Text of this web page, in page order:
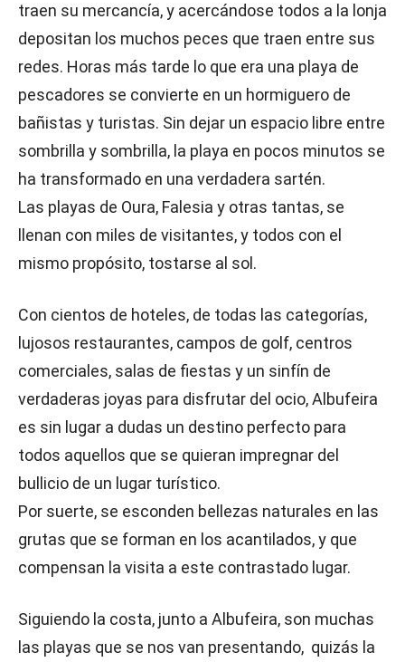
traen su mercancía, y acercándose todos a la lonja
depositan los muchos peces que traen entre sus
redes. Horas más tarde lo que era una playa de
pescadores se convierte en un hormiguero de
bañistas y turistas. Sin dejar un espacio libre entre
sombrilla y sombrilla, la playa en pocos minutos se
ha transformado en una verdadera sartén.
Las playas de Oura, Falesia y otras tantas, se
llenan con miles de visitantes, y todos con el
mismo propósito, tostarse al sol.
Con cientos de hoteles, de todas las categorías,
lujosos restaurantes, campos de golf, centros
comerciales, salas de fiestas y un sinfín de
verdaderas joyas para disfrutar del ocio, Albufeira
es sin lugar a dudas un destino perfecto para
todos aquellos que se quieran impregnar del
bullicio de un lugar turístico.
Por suerte, se esconden bellezas naturales en las
grutas que se forman en los acantilados, y que
compensan la visita a este contrastado lugar.
Siguiendo la costa, junto a Albufeira, son muchas
las playas que se nos van presentando, quizás la